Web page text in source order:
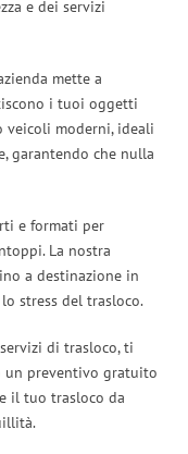
e dei servizi
mette a
i tuoi oggetti
veicoli moderni, ideali
garantendo che nulla
e formati per
La nostra
a destinazione in
stress del trasloco.
di trasloco, ti
un preventivo gratuito
il tuo trasloco da